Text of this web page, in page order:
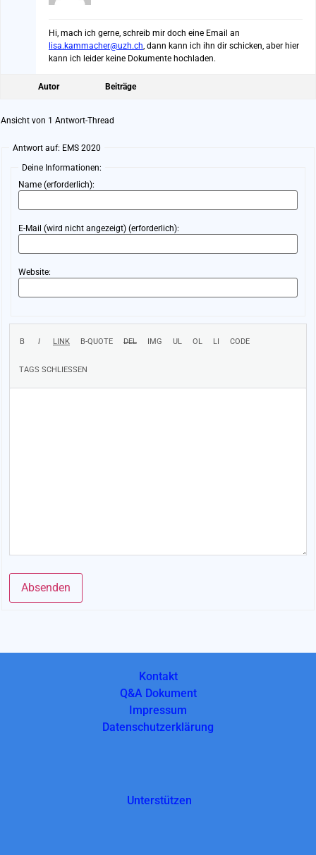
Hi, mach ich gerne, schreib mir doch eine Email an
lisa.kammacher@uzh.ch , dann kann ich ihn dir schicken, aber hier
kann ich leider keine Dokumente hochladen.
Autor Beiträge
Ansicht von 1 Antwort-Thread
Antwort auf: EMS 2020
Deine Informationen:
Name (erforderlich):
E-Mail (wird nicht angezeigt) (erforderlich):
Website:
Absenden
Kontakt
Q&A Dokument
Impressum
Datenschutzerklärung
Unterstützen